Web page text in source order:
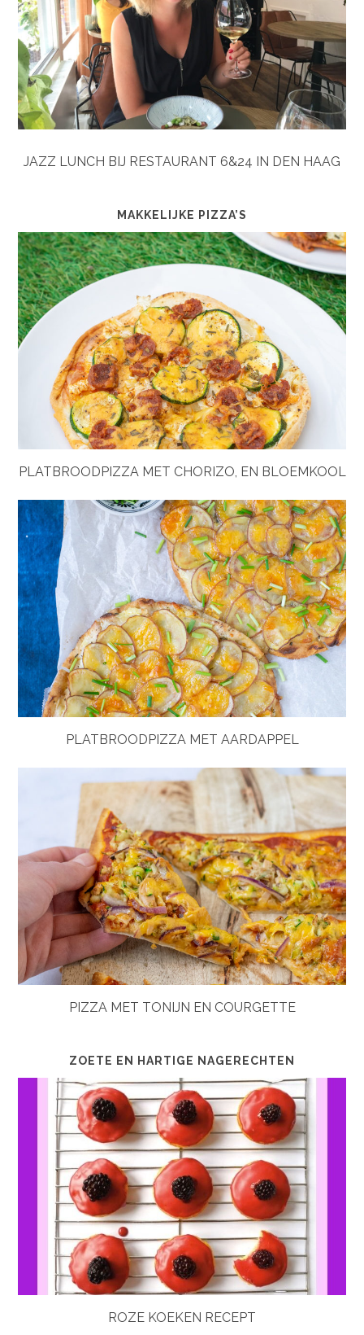
JAZZ LUNCH BIJ RESTAURANT 6&24 IN DEN HAAG
MAKKELIJKE PIZZA’S
PLATBROODPIZZA MET CHORIZO, EN BLOEMKOOL
PLATBROODPIZZA MET AARDAPPEL
PIZZA MET TONIJN EN COURGETTE
ZOETE EN HARTIGE NAGERECHTEN
ROZE KOEKEN RECEPT